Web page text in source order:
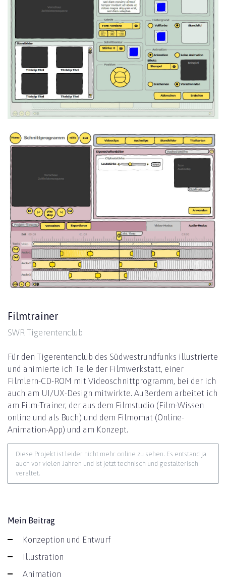
Filmtrainer
SWR Tigerentenclub
Für den Tiger­enten­club des Südwest­rundfunks illustrierte
und animierte ich Teile der Film­werkstatt, einer
Filmlern-CD-ROM mit Videoschnitt­programm, bei der ich
auch am UI/UX-Design mitwirkte. Außerdem arbeitet ich
am Film-Trainer, der aus dem Film­studio (Film-Wissen
online und als Buch) und dem Filmomat (Online-
Animation-App) und am Konzept.
Diese Projekt ist leider nicht mehr online zu sehen. Es entstand ja
auch vor vielen Jahren und ist jetzt technisch und gestalterisch
veraltet.
Mein Beitrag
Konzeption und Entwurf
Illustration
Animation